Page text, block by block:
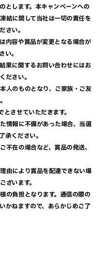
とします。本キャンペーンへの
結に関して当社は一切の責任を
さい。
内容や賞品が変更となる場合が
い。
果に関するお問い合わせにはお
ださい。
人のものとなり、ご家族・ご友
とさせていただきます。
情報に不備があった場合、当選
承ください。
不在の場合など、賞品の発送、
由により賞品を配達できない場
ざいます。
の負担となります。通信の際の
かねますので、あらかじめご了